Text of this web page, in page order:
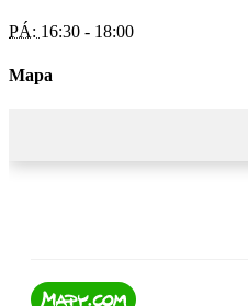
PÁ: 16:30 - 18:00
Mapa